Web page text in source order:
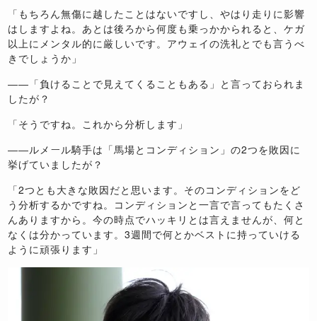
「もちろん無傷に越したことはないですし、やはり走りに影響
はしますよね。あとは後ろから何度も乗っかかられると、ケガ
以上にメンタル的に厳しいです。アウェイの洗礼とでも言うべ
きでしょうか」
――「負けることで見えてくることもある」と言っておられま
したが？
「そうですね。これから分析します」
――ルメール騎手は「馬場とコンディション」の2つを敗因に
挙げていましたが？
「2つとも大きな敗因だと思います。そのコンディションをど
う分析するかですね。コンディションと一言で言ってもたくさ
んありますから。今の時点でハッキリとは言えませんが、何と
なくは分かっています。3週間で何とかベストに持っていける
ように頑張ります」